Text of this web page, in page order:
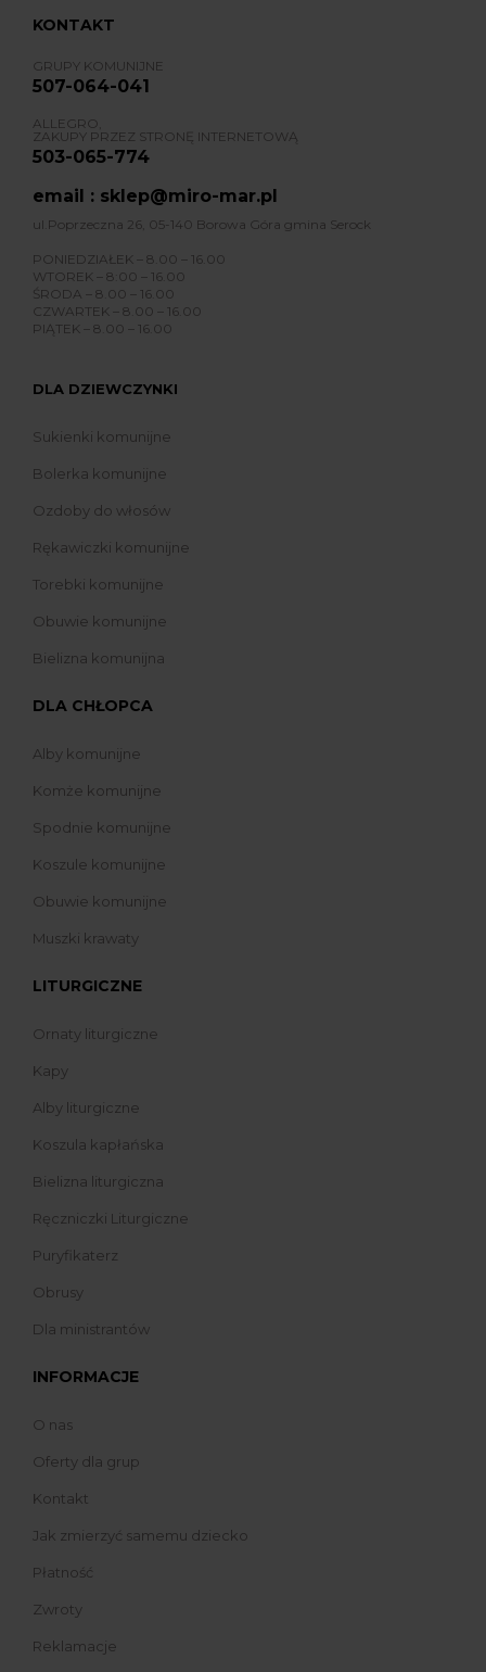
KONTAKT
GRUPY KOMUNIJNE
507-064-041
ALLEGRO,
ZAKUPY PRZEZ STRONĘ INTERNETOWĄ
503-065-774
email : sklep@miro-mar.pl
ul.Poprzeczna 26, 05-140 Borowa Góra gmina Serock
PONIEDZIAŁEK – 8.00 – 16.00
WTOREK – 8:00 – 16.00
ŚRODA – 8.00 – 16.00
CZWARTEK – 8.00 – 16.00
PIĄTEK – 8.00 – 16.00
DLA DZIEWCZYNKI
Sukienki komunijne
Bolerka komunijne
Ozdoby do włosów
Rękawiczki komunijne
Torebki komunijne
Obuwie komunijne
Bielizna komunijna
DLA CHŁOPCA
Alby komunijne
Komże komunijne
Spodnie komunijne
Koszule komunijne
Obuwie komunijne
Muszki krawaty
LITURGICZNE
Ornaty liturgiczne
Kapy
Alby liturgiczne
Koszula kapłańska
Bielizna liturgiczna
Ręczniczki Liturgiczne
Puryfikaterz
Obrusy
Dla ministrantów
INFORMACJE
O nas
Oferty dla grup
Kontakt
Jak zmierzyć samemu dziecko
Płatność
Zwroty
Reklamacje